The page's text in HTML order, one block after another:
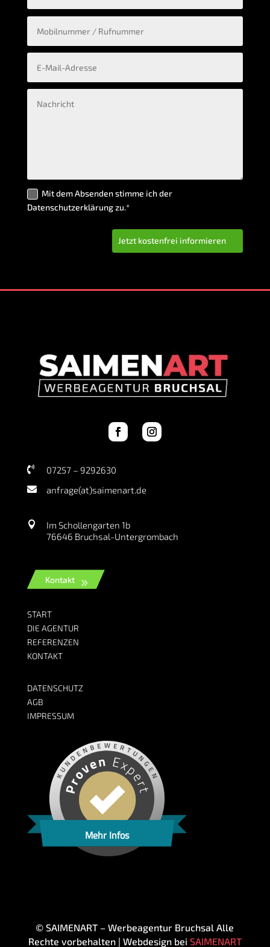
Mit dem Absenden stimme ich der
Datenschutzerklärung zu.*
Jetzt kostenfrei informieren
 07257 – 9292630
 anfrage(at)saimenart.de

Im Schollengarten 1b
76646 Bruchsal-Untergrombach
Kontakt
START
DIE AGENTUR
REFERENZEN
KONTAKT
DATENSCHUTZ
AGB
IMPRESSUM
Mehr Infos
© SAIMENART – Werbeagentur Bruchsal Alle
Rechte vorbehalten | Webdesign bei SAIMENART